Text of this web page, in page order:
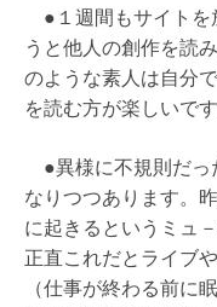
●１週間もサイトを
うと他人の創作を読
のような素人は自分
を読む方が楽しいです
●異様に不規則だっ
なりつつあります。
に起きるというミュ
正直これだとライブ
（仕事が終わる前に